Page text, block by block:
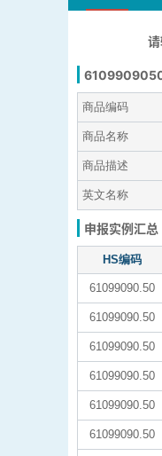
6109909050
商品编码
商品名称
商品描述
英文名称
申报实例汇总
HS编码
61099090.50
61099090.50
61099090.50
61099090.50
61099090.50
61099090.50